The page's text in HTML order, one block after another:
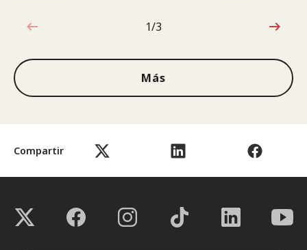
Compartir
1de3
1/3
Más